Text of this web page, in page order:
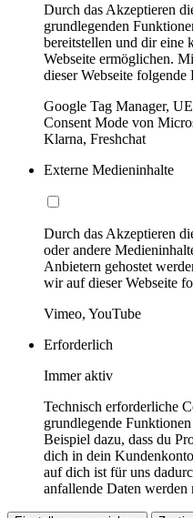
Durch das Akzeptieren
grundlegenden
bereitstellen und dir eine
Webseite ermöglichen.
dieser Webseite folgende
Google Tag Manager,
Consent Mode von
Klarna, Freshchat
Externe Medieninhalte
Durch das Akzeptieren
oder andere
Anbietern gehostet
wir auf dieser Webseite
Vimeo, YouTube
Erforderlich
Immer aktiv
Technisch erforderliche
grundlegende
Beispiel dazu, dass du
dich in dein
auf dich ist für uns
anfallende Daten werden